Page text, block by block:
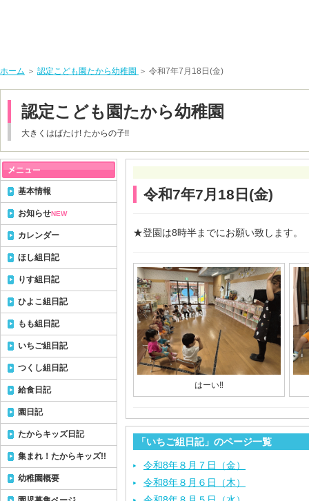
ホーム ＞ 認定こども園たから幼稚園 ＞ 令和7年7月18日(金)
認定こども園たから幼稚園
大きくはばたけ! たからの子!!
令和7年7月18日(金)
★登園は8時半までにお願い致します。
はーい‼︎
「いちご組日記」のページ一覧
令和8年８月７日（金）
令和8年８月６日（木）
基本情報
お知らせNEW
カレンダー
ほし組日記
りす組日記
ひよこ組日記
もも組日記
いちご組日記
つくし組日記
給食日記
園日記
たからキッズ日記
集まれ！たからキッズ!!
幼稚園概要